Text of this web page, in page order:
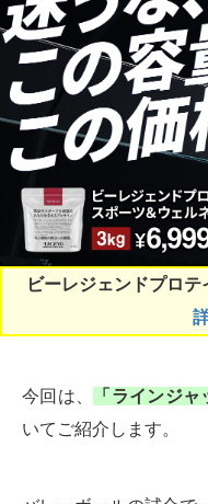
ビーレジェンドプロ
今回は、 「ラインジ
いてご紹介します。